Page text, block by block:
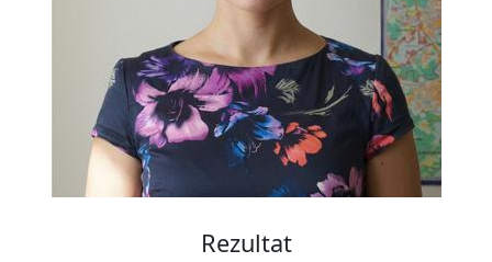
Rezultat